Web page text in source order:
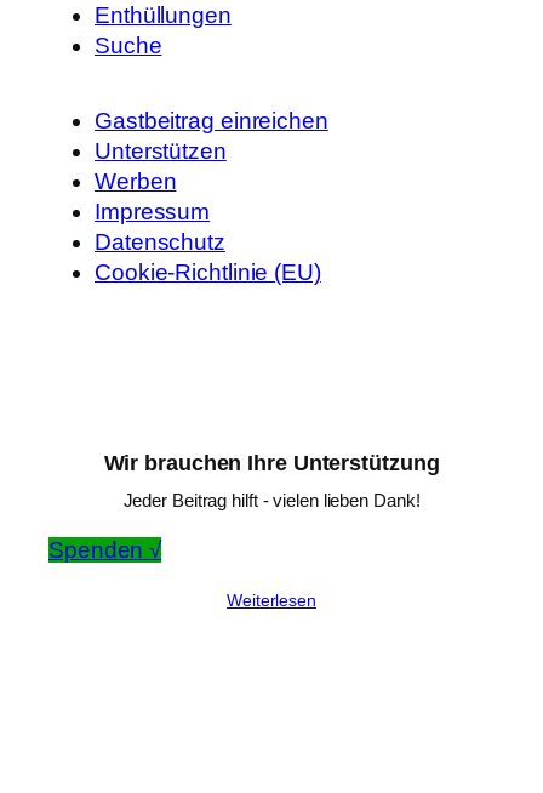
Enthüllungen
Suche
Gastbeitrag einreichen
Unterstützen
Werben
Impressum
Datenschutz
Cookie-Richtlinie (EU)
Wir brauchen Ihre Unterstützung
Jeder Beitrag hilft - vielen lieben Dank!
Spenden √
Weiterlesen